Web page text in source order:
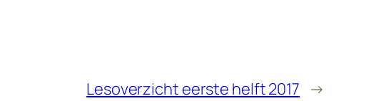
Lesoverzicht eerste helft 2017 →